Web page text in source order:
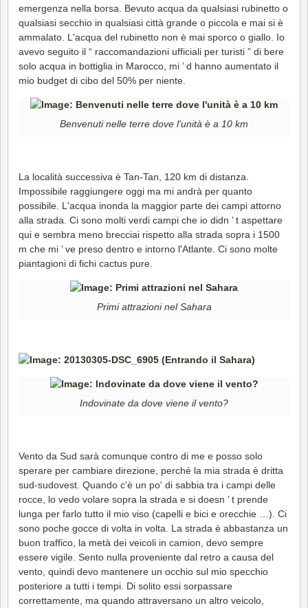
emergenza nella borsa. Bevuto acqua da qualsiasi rubinetto o
qualsiasi secchio in qualsiasi città grande o piccola e mai si è
ammalato. L'acqua del rubinetto non è mai sporco o giallo. Io
avevo seguito il “ raccomandazioni ufficiali per turisti ” di bere
solo acqua in bottiglia in Marocco, mi ’ d hanno aumentato il
mio budget di cibo del 50% per niente.
Benvenuti nelle terre dove l'unità è a 10 km
La località successiva è Tan-Tan, 120 km di distanza.
Impossibile raggiungere oggi ma mi andrà per quanto
possibile. L'acqua inonda la maggior parte dei campi attorno
alla strada. Ci sono molti verdi campi che io didn ’ t aspettare
qui e sembra meno brecciai rispetto alla strada sopra i 1500
m che mi ’ ve preso dentro e intorno l'Atlante. Ci sono molte
piantagioni di fichi cactus pure.
Primi attrazioni nel Sahara
Indovinate da dove viene il vento?
Vento da Sud sarà comunque contro di me e posso solo
sperare per cambiare direzione, perché la mia strada è dritta
sud-sudovest. Quando c'è un po' di sabbia tra i campi delle
rocce, lo vedo volare sopra la strada e si doesn ’ t prende
lunga per farlo tutto il mio viso (capelli e bici e orecchie …). Ci
sono poche gocce di volta in volta. La strada è abbastanza un
buon traffico, la metà dei veicoli in camion, devo sempre
essere vigile. Sento nulla proveniente dal retro a causa del
vento, quindi devo mantenere un occhio sul mio specchio
posteriore a tutti i tempi. Di solito essi sorpassare
correttamente, ma quando attraversano un altro veicolo,